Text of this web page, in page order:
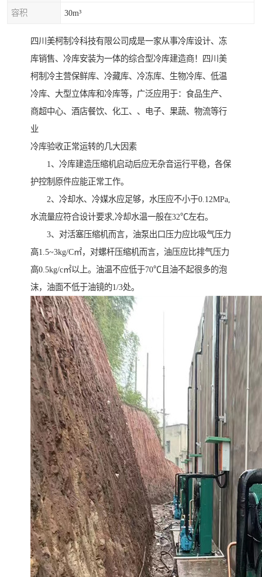
容积 30m³
四川美柯制冷科技有限公司成是一家从事冷库设计、冻
库销售、冷库安装为一体的综合型冷库建造商！四川美
柯制冷主营保鲜库、冷藏库、冷冻库、生物冷库、低温
冷库、大型立体库和冷库等，广泛应用于：食品生产、
商超中心、酒店餐饮、化工、、电子、果蔬、物流等行
业
冷库验收正常运转的几大因素
1、冷库建造压缩机启动后应无杂音运行平稳，各保
护控制原件应能正常工作。
2、冷却水、冷媒水应足够，水压应不小于0.12MPa,
水流量应符合设计要求,冷却水温一般在32℃左右。
3、对活塞压缩机而言，油泵出口压力应比吸气压力
高1.5~3kg/C㎡，对螺杆压缩机而言，油压应比排气压力
高0.5kg/c㎡以上。油温不应低于70℃且油不起很多的泡
沫，油面不低于油镜的1/3处。